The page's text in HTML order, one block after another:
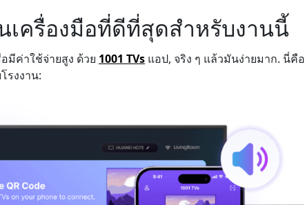
เครื่องมือที่ดีที่สุดสำหรับงานนี้
มีค่าใช้จ่ายสูง ด้วย 1001 TVs แอป, จริง ๆ แล้วมันง่ายมาก. นี่คือ
รงงาน: